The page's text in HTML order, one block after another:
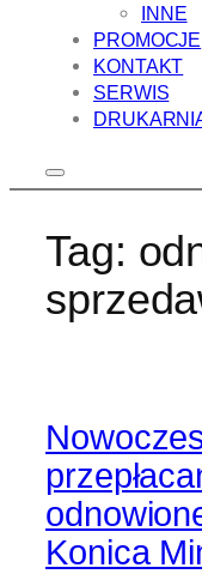
INNE
PROMOCJE
KONTAKT
SERWIS
Tag:
Konica